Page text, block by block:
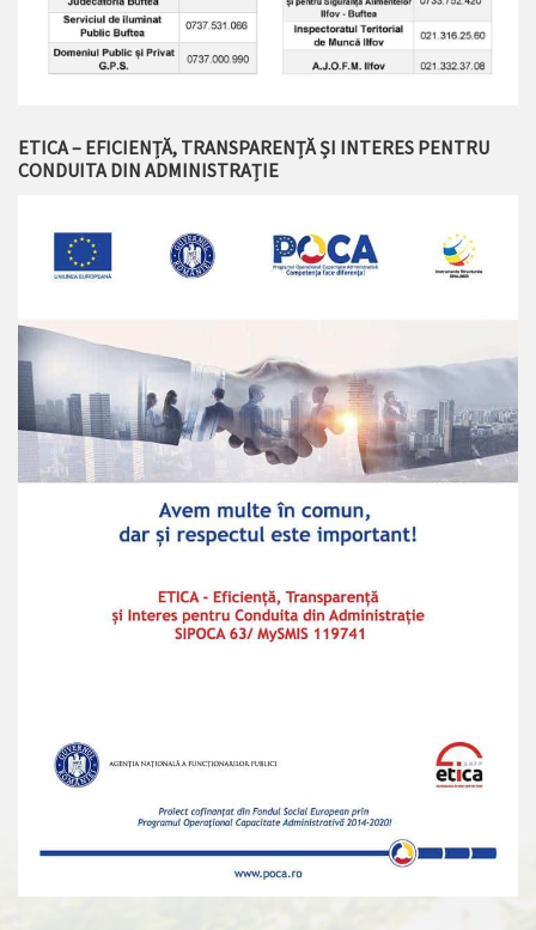
ETICA – EFICIENȚĂ, TRANSPARENȚĂ ȘI INTERES PENTRU
CONDUITA DIN ADMINISTRAȚIE